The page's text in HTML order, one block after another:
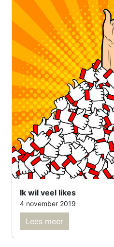
Ik wil veel likes
4 november 2019
Lees meer